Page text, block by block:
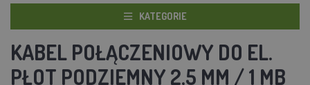
KATEGORIE
KABEL POŁĄCZENIOWY DO EL.
PŁOT PODZIEMNY 2,5 MM / 1 MB